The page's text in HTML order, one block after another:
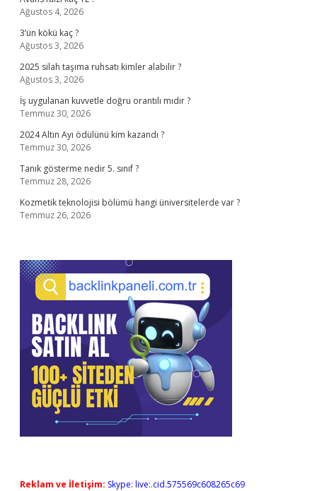
Ağustos 4, 2026
3’ün kökü kaç ?
Ağustos 3, 2026
2025 silah taşıma ruhsatı kimler alabilir ?
Ağustos 3, 2026
İş uygulanan kuvvetle doğru orantılı mıdır ?
Temmuz 30, 2026
2024 Altın Ayı ödülünü kim kazandı ?
Temmuz 30, 2026
Tanık gösterme nedir 5. sınıf ?
Temmuz 28, 2026
Kozmetik teknolojisi bölümü hangi üniversitelerde var ?
Temmuz 26, 2026
Reklam ve İletişim: Skype: live:.cid.575569c608265c69